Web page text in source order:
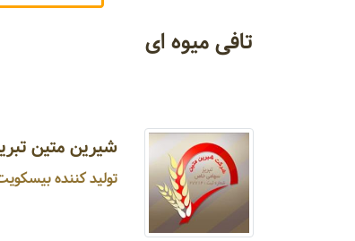
تافی میوه ای
شیرین متین
تولید کننده